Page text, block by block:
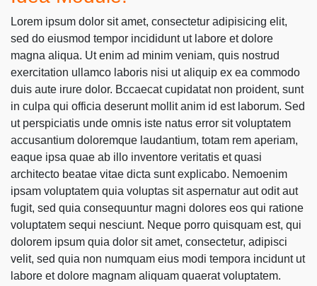
Lorem ipsum dolor sit amet, consectetur adipisicing elit,
sed do eiusmod tempor incididunt ut labore et dolore
magna aliqua. Ut enim ad minim veniam, quis nostrud
exercitation ullamco laboris nisi ut aliquip ex ea commodo
duis aute irure dolor. Bccaecat cupidatat non proident, sunt
in culpa qui officia deserunt mollit anim id est laborum. Sed
ut perspiciatis unde omnis iste natus error sit voluptatem
accusantium doloremque laudantium, totam rem aperiam,
eaque ipsa quae ab illo inventore veritatis et quasi
architecto beatae vitae dicta sunt explicabo. Nemoenim
ipsam voluptatem quia voluptas sit aspernatur aut odit aut
fugit, sed quia consequuntur magni dolores eos qui ratione
voluptatem sequi nesciunt. Neque porro quisquam est, qui
dolorem ipsum quia dolor sit amet, consectetur, adipisci
velit, sed quia non numquam eius modi tempora incidunt ut
labore et dolore magnam aliquam quaerat voluptatem.